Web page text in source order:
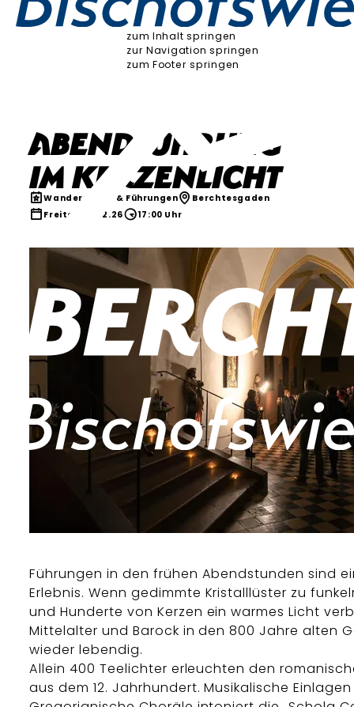
zum Inhalt springen
zur Navigation springen
zum Footer springen
Abendführung
im Kerzenlicht
Wanderungen & Führungen
Berchtesgaden
Freitag, 11.12.26
17:00 Uhr
Führungen in den frühen Abendstunden sind
Erlebnis. Wenn gedimmte Kristalllüster zu
und Hunderte von Kerzen ein warmes Licht
Mittelalter und Barock in den 800 Jahre alten
wieder lebendig.
Allein 400 Teelichter erleuchten den
aus dem 12. Jahrhundert. Musikalische Einlagen